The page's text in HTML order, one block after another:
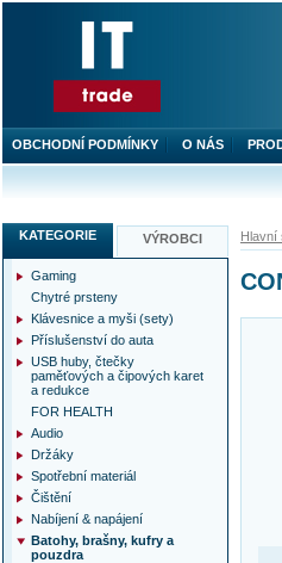
Hlavní
KATEGORIE VÝROBCI
Gaming
Chytré prsteny
Klávesnice a myši (sety)
Příslušenství do auta
USB huby, čtečky
paměťových a čipových karet
a redukce
FOR HEALTH
Audio
Držáky
Spotřební materiál
Čištění
Nabíjení & napájení
Batohy, brašny, kufry a
pouzdra
OBCHODNÍ PODMÍNKY O NÁS